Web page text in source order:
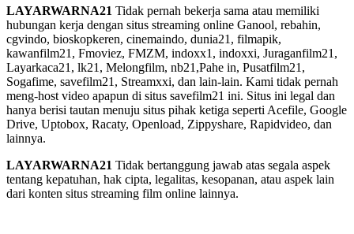
LAYARWARNA21 Tidak pernah bekerja sama atau memiliki
hubungan kerja dengan situs streaming online Ganool, rebahin,
cgvindo, bioskopkeren, cinemaindo, dunia21, filmapik,
kawanfilm21, Fmoviez, FMZM, indoxx1, indoxxi, Juraganfilm21,
Layarkaca21, lk21, Melongfilm, nb21,Pahe in, Pusatfilm21,
Sogafime, savefilm21, Streamxxi, dan lain-lain. Kami tidak pernah
meng-host video apapun di situs savefilm21 ini. Situs ini legal dan
hanya berisi tautan menuju situs pihak ketiga seperti Acefile, Google
Drive, Uptobox, Racaty, Openload, Zippyshare, Rapidvideo, dan
lainnya.
LAYARWARNA21 Tidak bertanggung jawab atas segala aspek
tentang kepatuhan, hak cipta, legalitas, kesopanan, atau aspek lain
dari konten situs streaming film online lainnya.